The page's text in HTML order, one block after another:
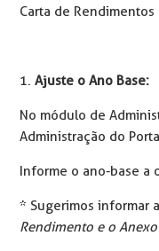
Carta de Rendimentos
1.Ajuste o Ano Base:
No módulo de
Administração do
Informe o ano-base a
* Sugerimos informar
Rendimento e o